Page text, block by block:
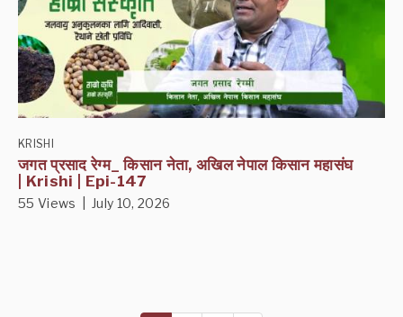
KRISHI
जगत प्रसाद रेग्म_ किसान नेता, अखिल नेपाल किसान महासंघ
| Krishi | Epi-147
55 Views | July 10, 2026